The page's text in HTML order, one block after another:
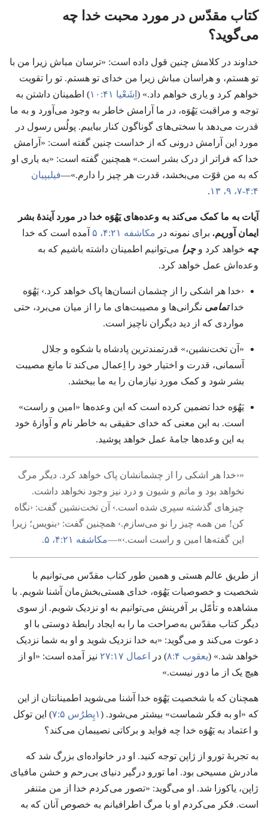
کتاب مقدّس در مورد محبت خدا چه
می‌گوید؟‏
خداوند در کلامش چنین قول داده است:‏ «ترسان مباش زیرا من با
تو هستم،‏ و هراسان مباش زیرا من خدای تو هستم.‏ تو را تقویت
خواهم کرد و یاری خواهم داد.‏» (‏ اِشَعْیا ۴۱:‏۱۰
‏)‏ اطمینان داشتن به
توجه و مراقبت یَهُوَه،‏ در ما آرامش خاطر به وجود می‌آورد و به ما
قدرت می‌دهد با سختی‌های گوناگون کنار بیاییم.‏ پولُس رسول در
مورد این آرامش درونی که از خداست چنین گفته است:‏ «آرامش
خدا که فراتر از درک بشر است.‏» همچنین گفته است:‏ «به یاری او
که به من قوّت می‌بخشد،‏ قدرت هر چیز را دارم.‏»—‏فیلیپیان
۴:‏۴-‏۷،‏
‏.‏
آیات به ما کمک می‌کند به وعده‌های یَهُوَه خدا در مورد آیندهٔ بشر
ایمان آوریم.‏ برای نمونه در مکاشفه ۲۱:‏۴،‏ ۵
آمده است که خدا
چه خواهد کرد وچرا می‌توانیم اطمینان داشته باشیم که به
وعده‌اش عمل خواهد کرد.‏
‹خدا هر اشکی را از چشمان انسان‌ها پاک خواهد کرد.‏› یَهُوَه
خداتمامی نگرانی‌ها و مصیبت‌های ما را از میان می‌برد،‏ حتی
مواردی که از دید دیگران ناچیز است.‏
«آن تخت‌نشین،‏» قدرتمندترین پادشاه با شکوه و جلال
آسمانی،‏ قدرت و اختیار خود را اِعمال می‌کند تا مانع مصیبت
بشر شود و کمک مورد نیازمان را به ما ببخشد.‏
یَهُوَه خدا تضمین کرده است که این وعده‌ها «امین و راست»
است.‏ به این معنی که خدای حقیقی به خاطر نام و آوازهٔ خود
به این وعده‌ها جامهٔ عمل خواهد پوشید.‏
‏«‹خدا هر اشکی را از چشمانشان پاک خواهد کرد.‏ دیگر مرگ
نخواهد بود و ماتم و شیون و درد نیز وجود نخواهد داشت.‏
چیزهای گذشته سپری شده است.‏› آن تخت‌نشین گفت:‏ ‹نگاه
کن!‏ من همه چیز را نو می‌سازم.‏› همچنین گفت:‏ ‹بنویس؛‏ زیرا
این گفته‌ها امین و راست است.‏›»—‏مکاشفه ۲۱:‏۴،‏ ۵ ‏.‏
از طریق عالم هستی و همین طور کتاب مقدّس می‌توانیم با
شخصیت و خصوصیات یَهُوَه،‏ خدای هستی‌بخش‌مان آشنا شویم.‏ با
مشاهده و تأمّل بر آفرینش می‌توانیم به او نزدیک شویم.‏ از سوی
دیگر کتاب مقدّس به‌صراحت ما را به ایجاد رابطهٔ دوستی با او
دعوت می‌کند و می‌گوید:‏ «به خدا نزدیک شوید و او به شما نزدیک
خواهد شد.‏» (‏یعقوب ۴:‏۸ ‏)‏ در اعمال ۱۷:‏۲۷
نیز آمده است:‏ «او از
هیچ یک از ما دور نیست.‏»‏
همچنان که با شخصیت یَهُوَه خدا آشنا می‌شوید اطمینانتان از این
که «او به فکر شماست» بیشتر می‌شود.‏ (‏۱پِطرُس ۵:‏۷
‏)‏ این توکل
و اعتماد به یَهُوَه خدا چه فواید و برکاتی نصیبمان می‌کند؟‏
به تجربهٔ تورو از ژاپن توجه کنید.‏ او در خانواده‌ای بزرگ شد که
مادرش مسیحی بود.‏ اما تورو درگیر دنیای بی‌رحم و خشن مافیای
ژاپن،‏ یاکوزا شد.‏ او می‌گوید:‏ «تصور می‌کردم خدا از من متنفر
است.‏ فکر می‌کردم او با مرگ اطرافیانم به خصوص آنان که به